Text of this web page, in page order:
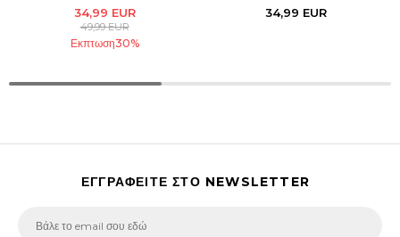
34,99 EUR
49,99EUR
Εκπτωση30%
34,99 EUR
ΕΓΓΡΑΦΕΙΤΕ ΣΤΟ NEWSLETTER